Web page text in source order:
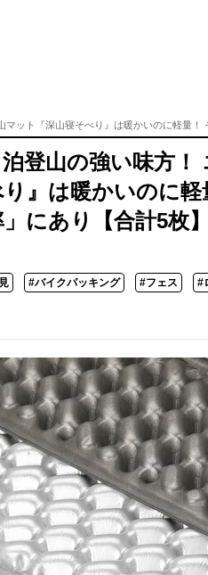
ット『深山寝そべり』は暖かいのに軽量！
登山の強い味方！
』は暖かいのに軽
にあり【合計5枚】
#バイクパッキング #フェス #